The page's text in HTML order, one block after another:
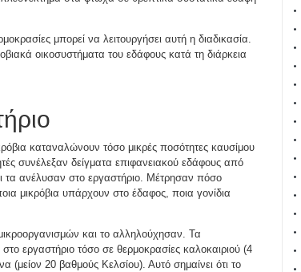
μπορεί να λειτουργήσει αυτή η διαδικασία.
οικοσυστήματα του εδάφους κατά τη διάρκεια
καταναλώνουν τόσο μικρές ποσότητες καυσίμου
συνέλεξαν δείγματα επιφανειακού εδάφους από
τα ανέλυσαν στο εργαστήριο. Μέτρησαν πόσο
μικρόβια υπάρχουν στο έδαφος, ποια γονίδια
και το αλληλούχησαν. Τα
εργαστήριο τόσο σε θερμοκρασίες καλοκαιριού (4
(μείον 20 βαθμούς Κελσίου). Αυτό σημαίνει ότι το